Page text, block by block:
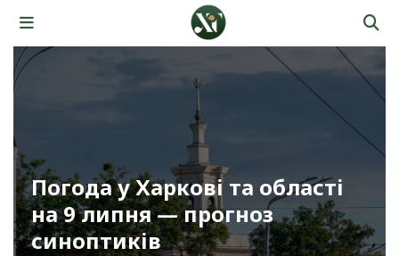
Погода у Харкові та області
на 9 липня — прогноз
синоптиків